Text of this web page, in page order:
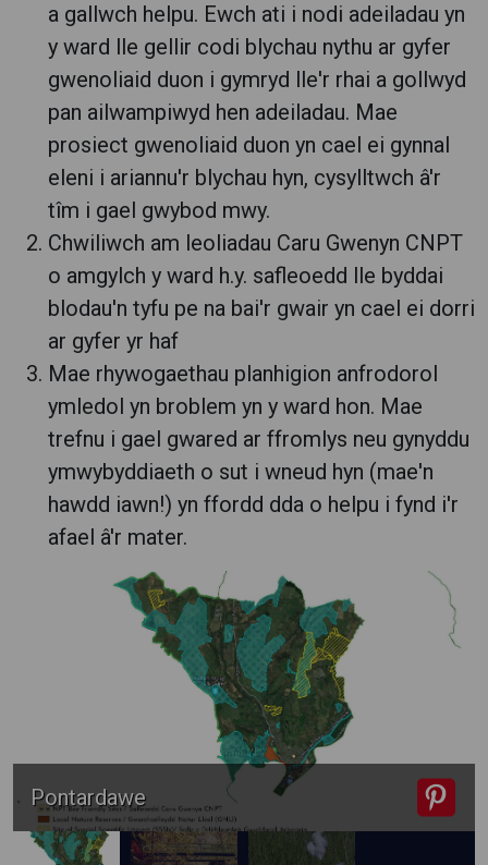
a gallwch helpu. Ewch ati i nodi adeiladau yn
y ward lle gellir codi blychau nythu ar gyfer
gwenoliaid duon i gymryd lle'r rhai a gollwyd
pan ailwampiwyd hen adeiladau. Mae
prosiect gwenoliaid duon yn cael ei gynnal
eleni i ariannu'r blychau hyn, cysylltwch â'r
tîm i gael gwybod mwy.
Chwiliwch am leoliadau Caru Gwenyn CNPT
o amgylch y ward h.y. safleoedd lle byddai
blodau'n tyfu pe na bai'r gwair yn cael ei dorri
ar gyfer yr haf
Mae rhywogaethau planhigion anfrodorol
ymledol yn broblem yn y ward hon. Mae
trefnu i gael gwared ar ffromlys neu gynyddu
ymwybyddiaeth o sut i wneud hyn (mae'n
hawdd iawn!) yn ffordd dda o helpu i fynd i'r
afael â'r mater.
Pontardawe